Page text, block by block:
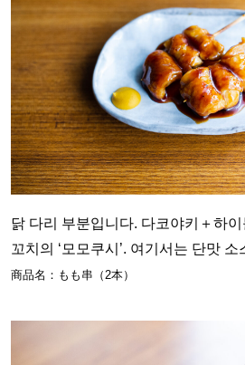
닭 다리 부분입니다. 다코야키＋하
꼬치의 ‘모모쿠시’. 여기서는 단맛
商品名：もも串（2本）